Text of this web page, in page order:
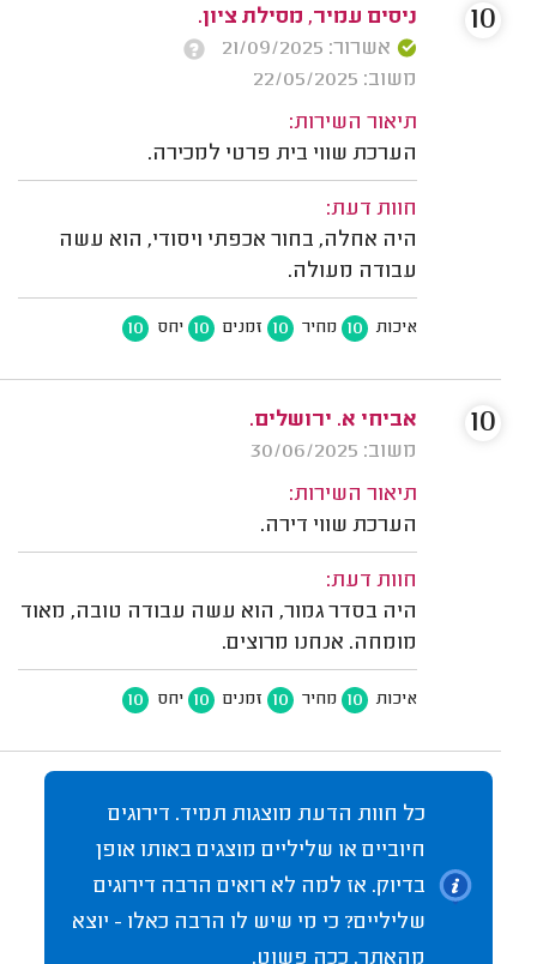
ניסים עמיר, מסילת ציון.
אשרור: 21/09/2025
משוב: 22/05/2025
תיאור השירות:
הערכת שווי בית פרטי למכירה.
חוות דעת:
היה אחלה, בחור אכפתי ויסודי, הוא עשה
עבודה מעולה.
איכות 10 מחיר 10 זמנים 10 יחס 10
10
אביחי א. ירושלים.
משוב: 30/06/2025
תיאור השירות:
הערכת שווי דירה.
חוות דעת:
היה בסדר גמור, הוא עשה עבודה טובה, מאוד
מומחה. אנחנו מרוצים.
איכות 10 מחיר 10 זמנים 10 יחס 10
10
כל חוות הדעת מוצגות תמיד. דירוגים
חיוביים או שליליים מוצגים באותו אופן
בדיוק. אז למה לא רואים הרבה דירוגים
שליליים? כי מי שיש לו הרבה כאלו - יוצא
מהאתר. ככה פשוט.